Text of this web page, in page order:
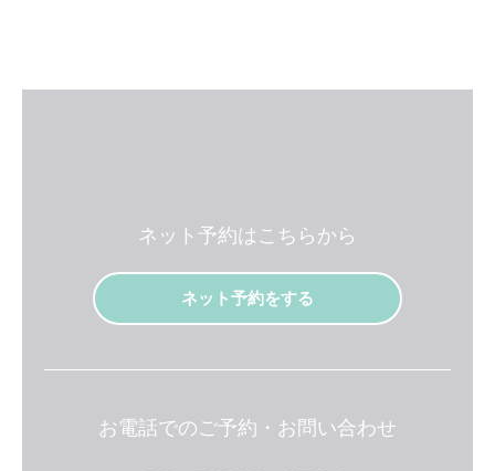
ネット予約はこちらから
ネット予約をする
お電話でのご予約・お問い合わせ